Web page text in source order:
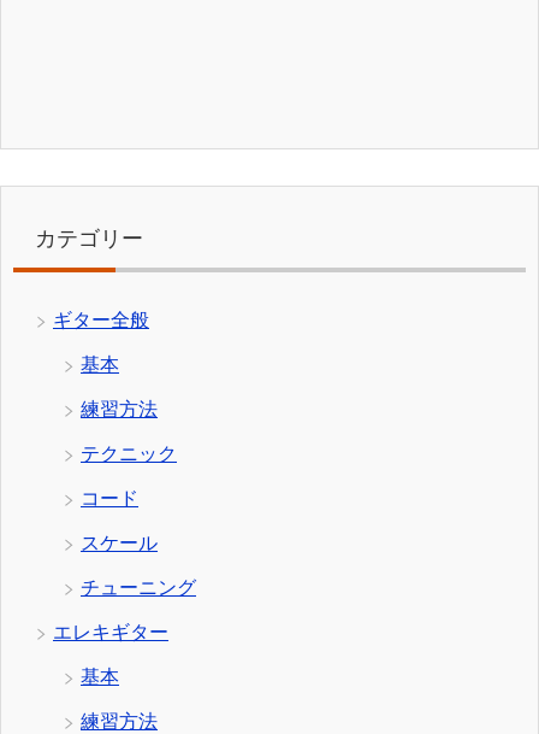
カテゴリー
ギター全般
基本
練習方法
テクニック
コード
スケール
チューニング
エレキギター
基本
練習方法